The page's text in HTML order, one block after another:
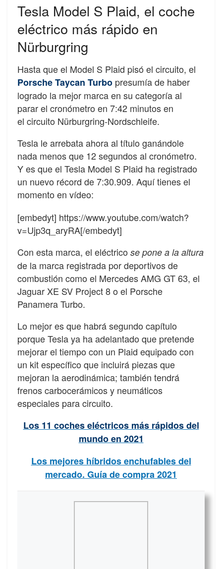
Tesla Model S Plaid, el coche
eléctrico más rápido en
Nürburgring
Hasta que el Model S Plaid pisó el circuito, el
Porsche Taycan Turbo presumía de haber
logrado la mejor marca en su categoría al
parar el cronómetro en 7:42 minutos en
el circuito Nürburgring-Nordschleife.
Tesla le arrebata ahora al título ganándole
nada menos que 12 segundos al cronómetro.
Y es que el Tesla Model S Plaid ha registrado
un nuevo récord de 7:30.909. Aquí tienes el
momento en vídeo:
[embedyt] https://www.youtube.com/watch?
v=Ujp3q_aryRA[/embedyt]
Con esta marca, el eléctrico se pone a la altura
de la marca registrada por deportivos de
combustión como el Mercedes AMG GT 63, el
Jaguar XE SV Project 8 o el Porsche
Panamera Turbo.
Lo mejor es que habrá segundo capítulo
porque Tesla ya ha adelantado que pretende
mejorar el tiempo con un Plaid equipado con
un kit específico que incluirá piezas que
mejoran la aerodinámica; también tendrá
frenos carbocerámicos y neumáticos
especiales para circuito.
Los 11 coches eléctricos más rápidos del
mundo en 2021
Los mejores híbridos enchufables del
mercado. Guía de compra 2021